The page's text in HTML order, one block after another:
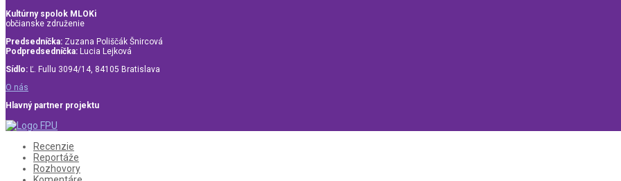
Kultúrny spolok MLOKi
občianske združenie
Predsedníčka: Zuzana Poliščák Šnircová
Podpredsedníčka: Lucia Lejková
Sídlo: Ľ. Fullu 3094/14, 84105 Bratislava
O nás
Hlavný partner projektu
Recenzie
Reportáže
Rozhovory